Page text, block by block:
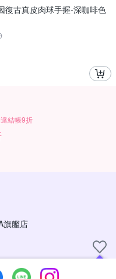
復古真皮肉球手握-深咖啡色
結帳9折
旗艦店
以追蹤你喜愛的商店！